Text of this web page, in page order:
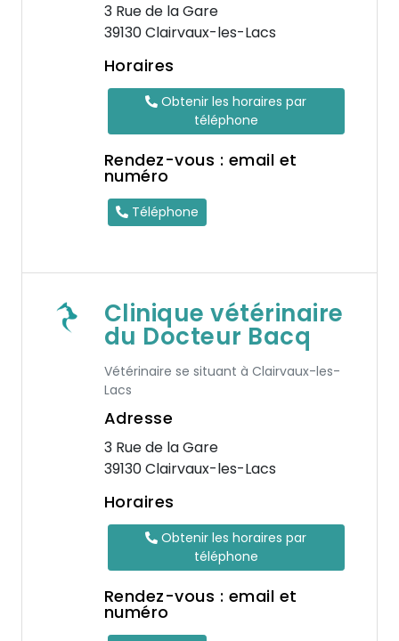
3 Rue de la Gare
39130 Clairvaux-les-Lacs
Horaires
Obtenir les horaires par
téléphone
Rendez-vous : email et
numéro
Téléphone
Clinique vétérinaire
du Docteur Bacq
Vétérinaire se situant à Clairvaux-les-
Lacs
Adresse
3 Rue de la Gare
39130 Clairvaux-les-Lacs
Horaires
Obtenir les horaires par
téléphone
Rendez-vous : email et
numéro